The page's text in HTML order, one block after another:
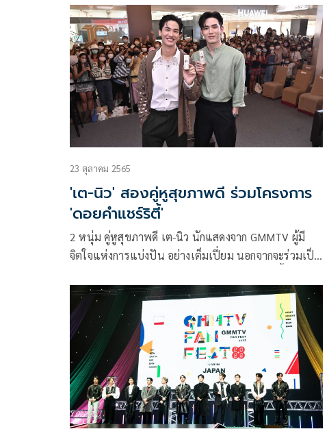
รุ่น พุฒ-พุฒิชัย เกษตรสิน และ นิว-ฐิติภูมิ เตชะอภัยคุณ
ประชันฝีมือกับ เหล่าดอกไม้ฝีมือเฉียบ พิม-พิมประภา ตั้ง
ประภาพร ,พิงกี้-สาวิกา ไชยเดช ,เบนซ์-ปุณยาพร พูล
พิพัฒน์ และ มิว-ลักษณ์นารา เปี้ยทา
23 ตุลาคม 2565
'เต-นิว' สองคู่หูสุขภาพดี ร่วมโครงการ
'ดอยคำแชร์ริตี้'
2 หนุ่ม คู่หูสุขภาพดี เต-นิว นักแสดงจาก GMMTV ผู้มี
จิตใจแห่งการแบ่งปัน อย่างเต็มเปี่ยม นอกจากจะร่วมเป็น
(DOIKHAM SHARITY) ที่นำผลิตภัณฑ์สมุนไพรดอยคำ
มาจัดจำหน่าย เพื่อนำรายได้สมทบทุนมูลนิธิรามาธิบดีฯ
ในการสร้างศูนย์นวัตกรรมการแพทย์เพื่อผู้ป่วยสูงวัยและ
ผู้ป่วยระยะท้ายแล้ว ทั้งคู่ยังโชว์ผลงานการออกแบบ
ลวดลายบนแพ็กเกจสเปรย์แอลกอฮอล์กลิ่นสมุนไพรโดน
ใจวัยรุ่นอีกด้วย